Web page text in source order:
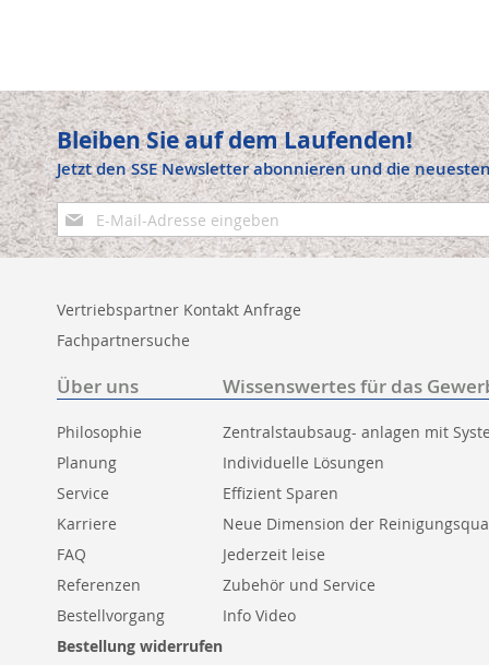
Bleiben Sie auf dem Laufenden!
Jetzt den SSE Newsletter abonnieren und die
Anmeldung
zum
Newsletter:
Vertriebspartner Kontakt Anfrage
Fachpartnersuche
Über uns
Philosophie
Planung
Service
Karriere
FAQ
Referenzen
Bestellvorgang
Bestellung widerrufen
Wissenswertes für das
Zentralstaubsaug- anlagen mit
Individuelle Lösungen
Effizient Sparen
Neue Dimension der
Jederzeit leise
Zubehör und Service
Info Video